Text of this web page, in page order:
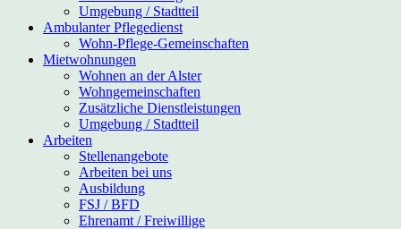
Umgebung / Stadtteil
Ambulanter Pflegedienst
Wohn-Pflege-Gemeinschaften
Mietwohnungen
Wohnen an der Alster
Wohngemeinschaften
Zusätzliche Dienstleistungen
Umgebung / Stadtteil
Arbeiten
Stellenangebote
Arbeiten bei uns
Ausbildung
FSJ / BFD
Ehrenamt / Freiwillige